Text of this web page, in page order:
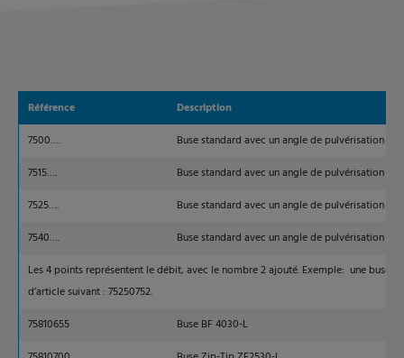
Référence
Description
7500….
Buse standard avec un angle de pulvérisation de
7515….
Buse standard avec un angle de pulvérisation de
7525….
Buse standard avec un angle de pulvérisation de
7540….
Buse standard avec un angle de pulvérisation de
Les 4 points représentent le débit, avec le nombre 2 ajouté. Exemple: une buse
d’article suivant : 75250752.
75810655
Buse BF 4030-L